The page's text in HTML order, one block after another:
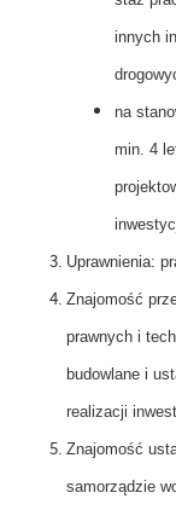
innych
na
min. 4
Uprawnienia:
Znajomość
prawnych i
budowlane i
realizacji
Znajomość
samorządzie